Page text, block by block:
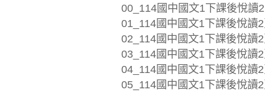
00_114國中國文1下課後悅讀
01_114國中國文1下課後悅讀
02_114國中國文1下課後悅讀
03_114國中國文1下課後悅讀
04_114國中國文1下課後悅讀
05_114國中國文1下課後悅讀